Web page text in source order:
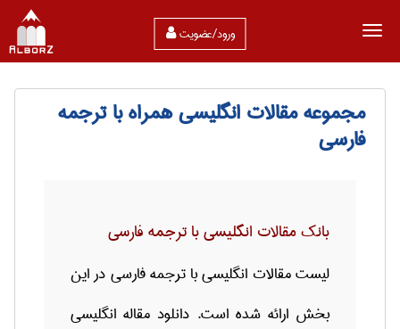
ورود/عضویت
مجموعه مقالات انگلیسی همراه با ترجمه
فارسی
بانک مقالات انگلیسی با ترجمه فارسی
لیست مقالات انگلیسی با ترجمه فارسی در این
بخش ارائه شده است. دانلود مقاله انگلیسی